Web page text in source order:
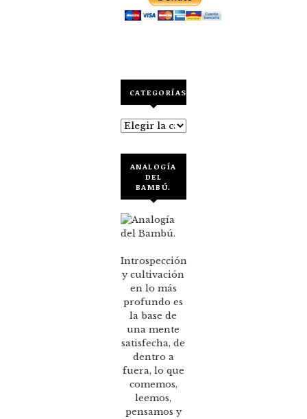
CATEGORÍAS
Categorías
ANALOGÍA
DEL
BAMBÚ.
Introspección
y cultivación
en lo más
profundo es
la base de
una mente
satisfecha, de
dentro a
fuera, lo que
comemos,
leemos,
pensamos y